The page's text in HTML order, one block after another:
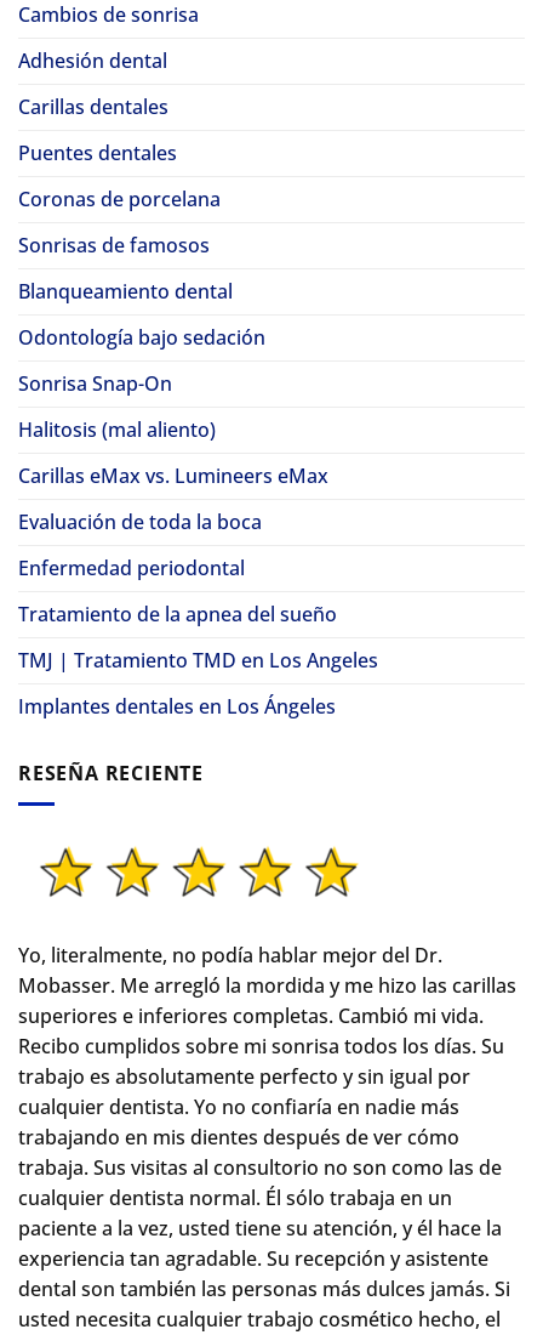
Cambios de sonrisa
Adhesión dental
Carillas dentales
Puentes dentales
Coronas de porcelana
Sonrisas de famosos
Blanqueamiento dental
Odontología bajo sedación
Sonrisa Snap-On
Halitosis (mal aliento)
Carillas eMax vs. Lumineers eMax
Evaluación de toda la boca
Enfermedad periodontal
Tratamiento de la apnea del sueño
TMJ | Tratamiento TMD en Los Angeles
Implantes dentales en Los Ángeles
RESEÑA RECIENTE
Yo, literalmente, no podía hablar mejor del Dr.
Mobasser. Me arregló la mordida y me hizo las carillas
superiores e inferiores completas. Cambió mi vida.
Recibo cumplidos sobre mi sonrisa todos los días. Su
trabajo es absolutamente perfecto y sin igual por
cualquier dentista. Yo no confiaría en nadie más
trabajando en mis dientes después de ver cómo
trabaja. Sus visitas al consultorio no son como las de
cualquier dentista normal. Él sólo trabaja en un
paciente a la vez, usted tiene su atención, y él hace la
experiencia tan agradable. Su recepción y asistente
dental son también las personas más dulces jamás. Si
usted necesita cualquier trabajo cosmético hecho, el